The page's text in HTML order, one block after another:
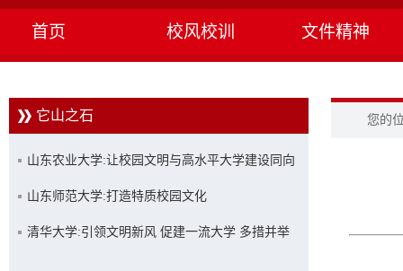
首页 校风校训 文件精神
它山之石
山东农业大学:让校园文明与高水平大学建设同向
同行
山东师范大学:打造特质校园文化
清华大学:引领文明新风 促建一流大学 多措并举
您的